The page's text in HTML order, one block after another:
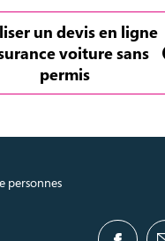
un devis en ligne
voiture sans
permis
personnes